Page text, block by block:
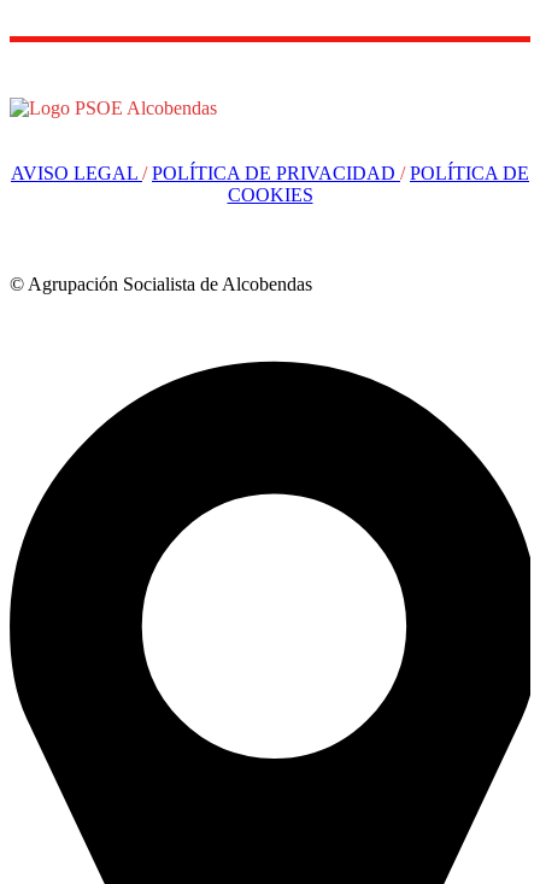
AVISO LEGAL /POLÍTICA DE PRIVACIDAD /POLÍTICA DE
COOKIES
© Agrupación Socialista de Alcobendas